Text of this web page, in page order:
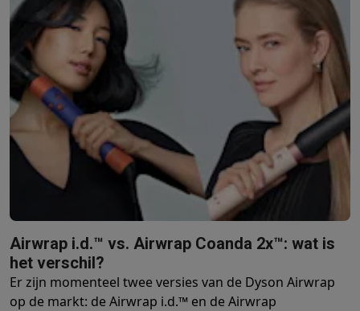
Airwrap i.d.™ vs. Airwrap Coanda 2x™: wat is
het verschil?
Er zijn momenteel twee versies van de Dyson Airwrap
op de markt: de Airwrap i.d.™ en de Airwrap